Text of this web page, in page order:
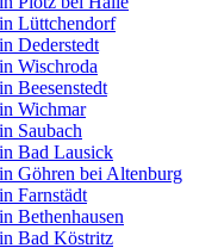
Lüttchendorf
Dederstedt
Wischroda
Beesenstedt
Wichmar
Saubach
Bad Lausick
Göhren bei Altenburg
Farnstädt
Bethenhausen
Bad Köstritz